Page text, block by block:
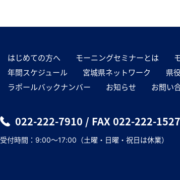
はじめての方へ モーニングセミナーとは
年間スケジュール
宮城県ネットワーク 県
ラポールバックナンバー
お知らせ お問い
022-222-7910 / FAX 022-222-1527
受付時間：9:00～17:00（土曜・日曜・祝日は休業）